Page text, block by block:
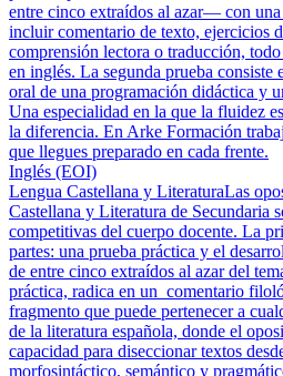
entre cinco extraídos al azar— con
incluir comentario de texto, ejercicios
comprensión lectora o traducción,
en inglés. La segunda prueba consiste
oral de una programación didáctica y
Una especialidad en la que la fluidez
la diferencia. En Arke Formación
que llegues preparado en cada frente.
Inglés (EOI)
Lengua Castellana y LiteraturaLas
Castellana y Literatura de Secundaria
competitivas del cuerpo docente. La
partes: una prueba práctica y el
de entre cinco extraídos al azar del
práctica, radica en un comentario
fragmento que puede pertenecer a
de la literatura española, donde el
capacidad para diseccionar textos
morfosintáctico, semántico y